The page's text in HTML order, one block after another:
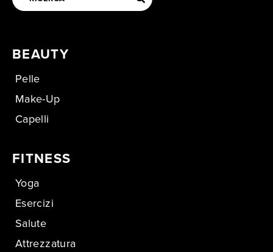
BEAUTY
Pelle
Make-Up
Capelli
FITNESS
Yoga
Esercizi
Salute
Attrezzatura